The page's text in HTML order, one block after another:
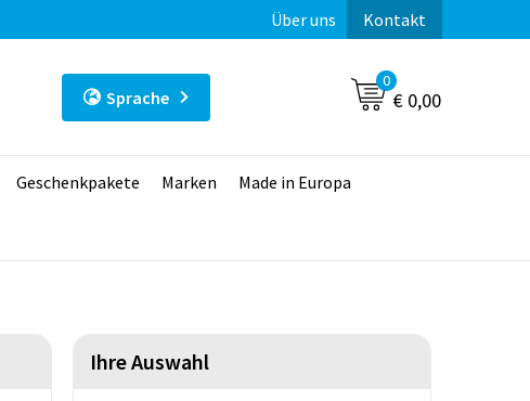
Über uns Kontakt
Sprache
0
€ 0,00
Geschenkpakete Marken Made in Europa
Ihre Auswahl